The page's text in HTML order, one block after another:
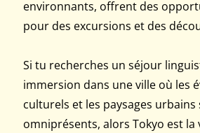
environnants, offrent des
pour des excursions et des
Si tu recherches un séjour
immersion dans une ville où les
culturels et les paysages urbains
omniprésents, alors Tokyo est la